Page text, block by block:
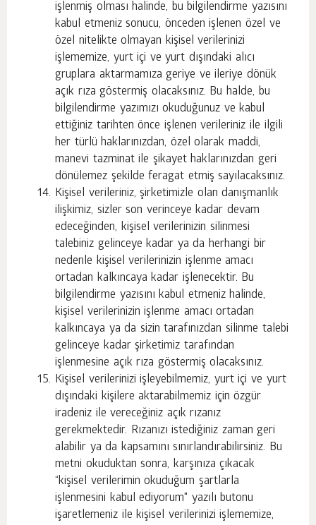
işlenmiş olması halinde, bu bilgilendirme yazısını
kabul etmeniz sonucu, önceden işlenen özel ve
özel nitelikte olmayan kişisel verilerinizi
işlememize, yurt içi ve yurt dışındaki alıcı
gruplara aktarmamıza geriye ve ileriye dönük
açık rıza göstermiş olacaksınız. Bu halde, bu
bilgilendirme yazımızı okuduğunuz ve kabul
ettiğiniz tarihten önce işlenen verileriniz ile ilgili
her türlü haklarınızdan, özel olarak maddi,
manevi tazminat ile şikayet haklarınızdan geri
dönülemez şekilde feragat etmiş sayılacaksınız.
Kişisel verileriniz, şirketimizle olan danışmanlık
ilişkimiz, sizler son verinceye kadar devam
edeceğinden, kişisel verilerinizin silinmesi
talebiniz gelinceye kadar ya da herhangi bir
nedenle kişisel verilerinizin işlenme amacı
ortadan kalkıncaya kadar işlenecektir. Bu
bilgilendirme yazısını kabul etmeniz halinde,
kişisel verilerinizin işlenme amacı ortadan
kalkıncaya ya da sizin tarafınızdan silinme talebi
gelinceye kadar şirketimiz tarafından
işlenmesine açık rıza göstermiş olacaksınız.
Kişisel verilerinizi işleyebilmemiz, yurt içi ve yurt
dışındaki kişilere aktarabilmemiz için özgür
iradeniz ile vereceğiniz açık rızanız
gerekmektedir. Rızanızı istediğiniz zaman geri
alabilir ya da kapsamını sınırlandırabilirsiniz. Bu
metni okuduktan sonra, karşınıza çıkacak
“kişisel verilerimin okuduğum şartlarla
işlenmesini kabul ediyorum" yazılı butonu
işaretlemeniz ile kişisel verilerinizi işlememize,